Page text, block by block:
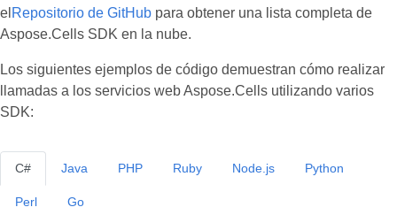
el Repositorio de GitHub para obtener una lista completa de
Aspose.Cells SDK en la nube.
Los siguientes ejemplos de código demuestran cómo realizar
llamadas a los servicios web Aspose.Cells utilizando varios
SDK:
C# Java PHP Ruby Node.js Python
Perl Go